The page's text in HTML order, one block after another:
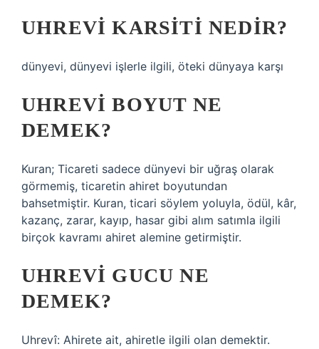
UHREVI KARSITI NEDIR?
dünyevi, dünyevi işlerle ilgili, öteki dünyaya karşı
UHREVI BOYUT NE
DEMEK?
Kuran; Ticareti sadece dünyevi bir uğraş olarak
görmemiş, ticaretin ahiret boyutundan
bahsetmiştir. Kuran, ticari söylem yoluyla, ödül, kâr,
kazanç, zarar, kayıp, hasar gibi alım satımla ilgili
birçok kavramı ahiret alemine getirmiştir.
UHREVI GUCU NE
DEMEK?
Uhrevî: Ahirete ait, ahiretle ilgili olan demektir.